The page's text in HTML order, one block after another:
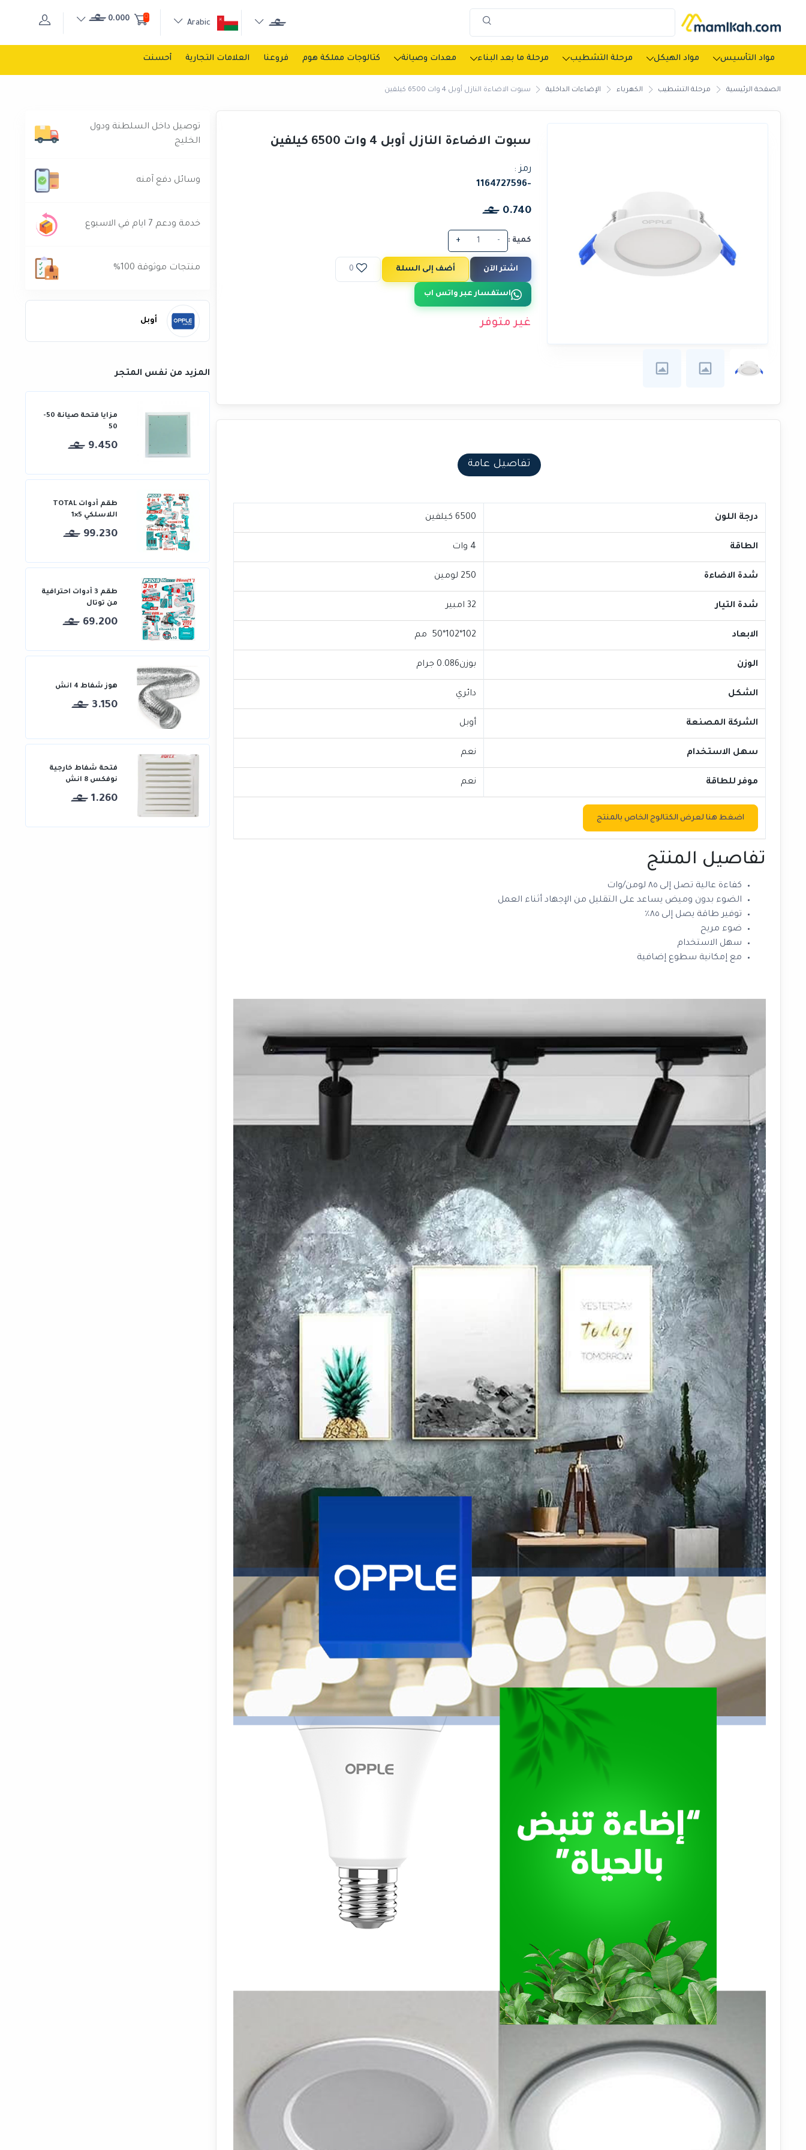
0
0.000
مواد التأسيس مواد الهيكل مرحلة التشطيب مرحلة ما بعد البناء معدات وصيانة كتالوجات مملكة هوم فروعنا العلامات التجارية أحسنت
الصفحة الرئيسية مرحلة التشطيب الكهرباء الإضاءات الداخلية سبوت الاضاءة النازل أوبل 4 وات 6500 كيلفين
سبوت الاضاءة النازل أوبل 4 وات 6500 كيلفين
رمز :
-1164727596
0.740
كمية : -
+
اشتر الآن أضف إلى السلة 0
استفسار عبر واتس اب
غير متوفر
تفاصيل عامة
درجة اللون 6500 كيلفين
الطاقة 4 وات
شدة الاضاءة 250 لومين
شدة التيار 32 امبير
الابعاد 102*102*50 مم
الوزن بوزن0.086 جرام
الشكل دائري
الشركة المصنعة أوبل
سهل الاستخدام نعم
موفر للطاقة نعم
اضغط هنا لعرض الكتالوج الخاص بالمنتج
تفاصيل المنتج
كفاءة عالية تصل إلى ٨٥ لومن/وات
الضوء بدون وميض يساعد على التقليل من الإجهاد أثناء العمل
توفير طاقة يصل إلى ٨٥٪
ضوء مريح
سهل الاستخدام
مع إمكانية سطوع إضافية
توصيل داخل السلطنة ودول
الخليج
وسائل دفع آمنه
خدمة ودعم 7 ايام في الاسبوع
منتجات موثوقة 100%
أوبل
المزيد من نفس المتجر
مزايا فتحة صيانة 50-
50
9.450
طقم أدوات TOTAL
اللاسلكي 5×1
99.230
طقم 3 أدوات احترافية
من توتال
69.200
هوز شفاط 4 انش
3.150
فتحة شفاط خارجية
نوفكس 8 انش
1.260